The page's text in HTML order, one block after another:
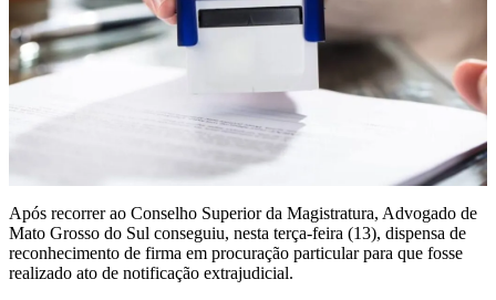
Após recorrer ao Conselho Superior da Magistratura, Advogado de
Mato Grosso do Sul conseguiu, nesta terça-feira (13), dispensa de
reconhecimento de firma em procuração particular para que fosse
realizado ato de notificação extrajudicial.